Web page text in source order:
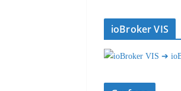
ioBroker VIS
➔